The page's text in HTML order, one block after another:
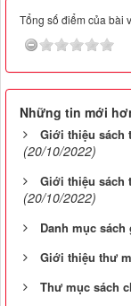
Tổng số điểm của bài
Những tin mới
Giới thiệu sách
(20/10/2022)
Giới thiệu sách
(20/10/2022)
Danh mục
Giới thiệu thư
Thư mục sách